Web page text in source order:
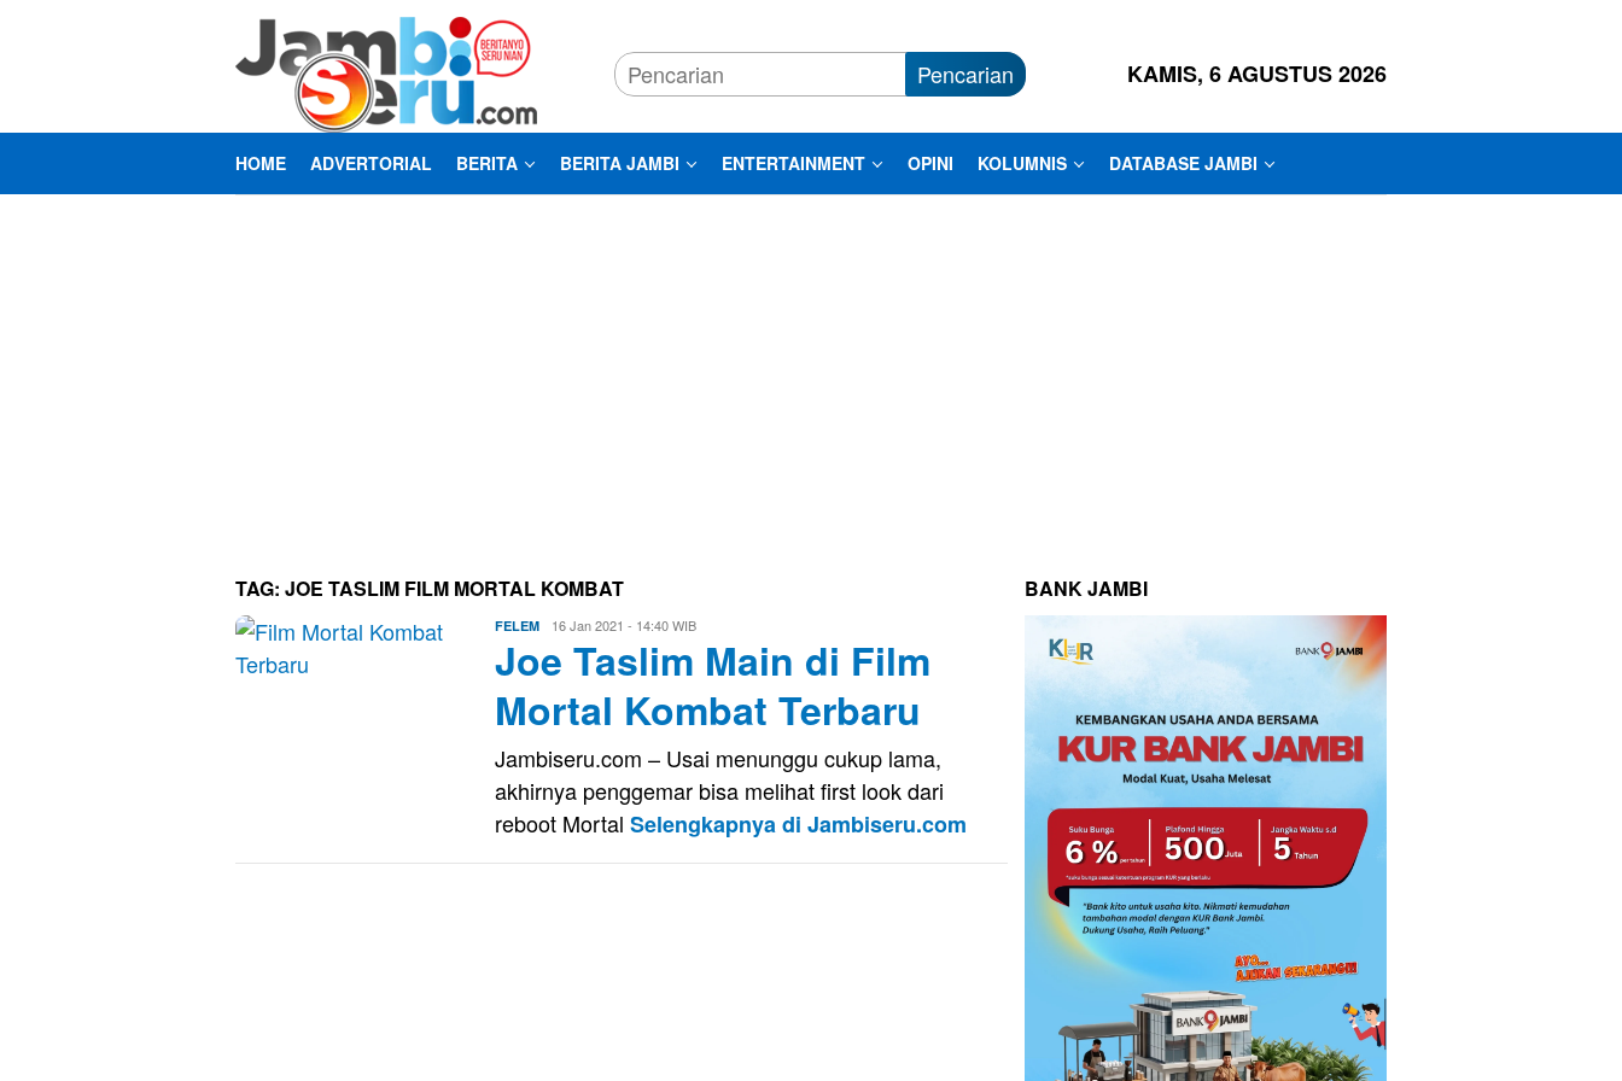
Pencarian KAMIS, 6 AGUSTUS 2026
HOME ADVERTORIAL BERITA BERITA JAMBI ENTERTAINMENT OPINI KOLUMNIS DATABASE JAMBI
TAG: JOE TASLIM FILM MORTAL KOMBAT
FELEM Eri
Saputra
16 Jan 2021 - 14:40 WIB
Joe Taslim Main di Film
Mortal Kombat Terbaru
Jambiseru.com – Usai menunggu cukup lama,
akhirnya penggemar bisa melihat first look dari
reboot Mortal Selengkapnya di Jambiseru.com
BANK JAMBI